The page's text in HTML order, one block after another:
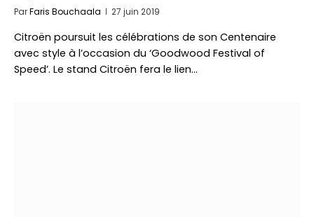
ParFaris Bouchaala 27 juin 2019
Citroën poursuit les célébrations de son Centenaire
avec style à l’occasion du ‘Goodwood Festival of
Speed’. Le stand Citroën fera le lien…